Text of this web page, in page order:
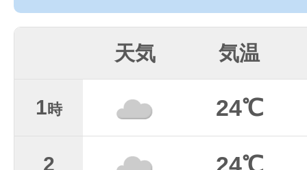
天気 気温
1時 24℃
2 24℃